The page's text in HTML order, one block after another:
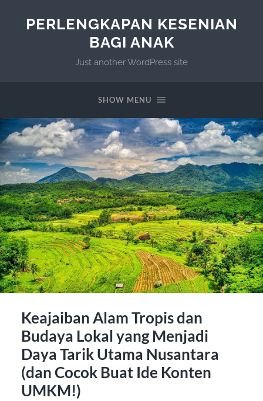
PERLENGKAPAN KESENIAN
BAGI ANAK
Just another WordPress site
SHOW MENU
Keajaiban Alam Tropis dan
Budaya Lokal yang Menjadi
Daya Tarik Utama Nusantara
(dan Cocok Buat Ide Konten
UMKM!)